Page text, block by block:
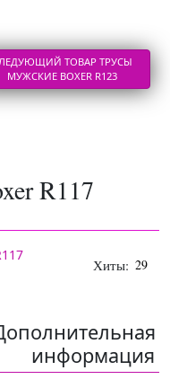
ТОВАР ТРУСЫ
МУЖСКИЕ BOXER R123
R117
Хиты: 29
информация